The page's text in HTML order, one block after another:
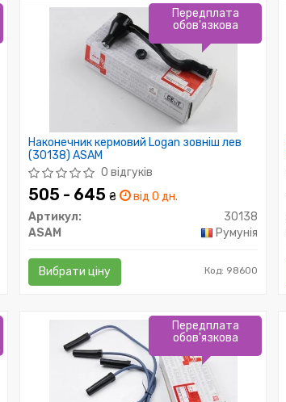
Наконечник кермовий Logan зовніш лев
(30138) ASAM
0 відгуків
505 - 645₴
від 0 дн.
Артикул:
30138
ASAM
Румунія
Вибрати ціну Код: 98600
Передплата
обов'язкова
Передплата
обов'язкова